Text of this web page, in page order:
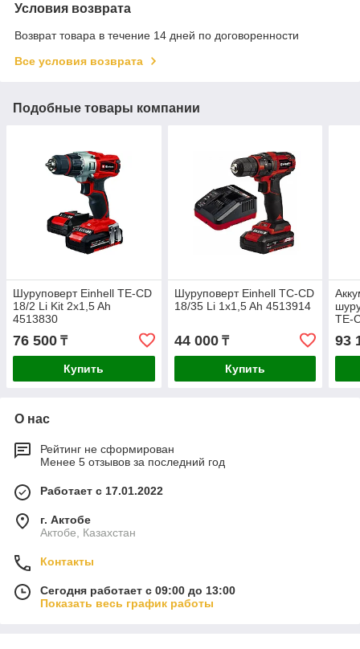
Условия возврата
Возврат товара в течение 14 дней по договоренности
Все условия возврата
Подобные товары компании
Шуруповерт Einhell TE-CD
18/2 Li Kit 2x1,5 Ah
4513830
76 500 ₸
Купить
Шуруповерт Einhell TC-CD
18/35 Li 1x1,5 Ah 4513914
44 000₸
Купить
TE-
93
О нас
Рейтинг не сформирован
Менее 5 отзывов за последний год
Работает с 17.01.2022
г. Актобе
Актобе, Казахстан
Контакты
Сегодня работает с 09:00 до 13:00
Показать весь график работы